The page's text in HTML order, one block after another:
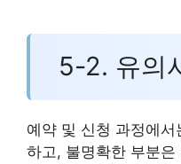
5-2. 유의
예약 및 신청 과정에
하고, 불명확한 부분